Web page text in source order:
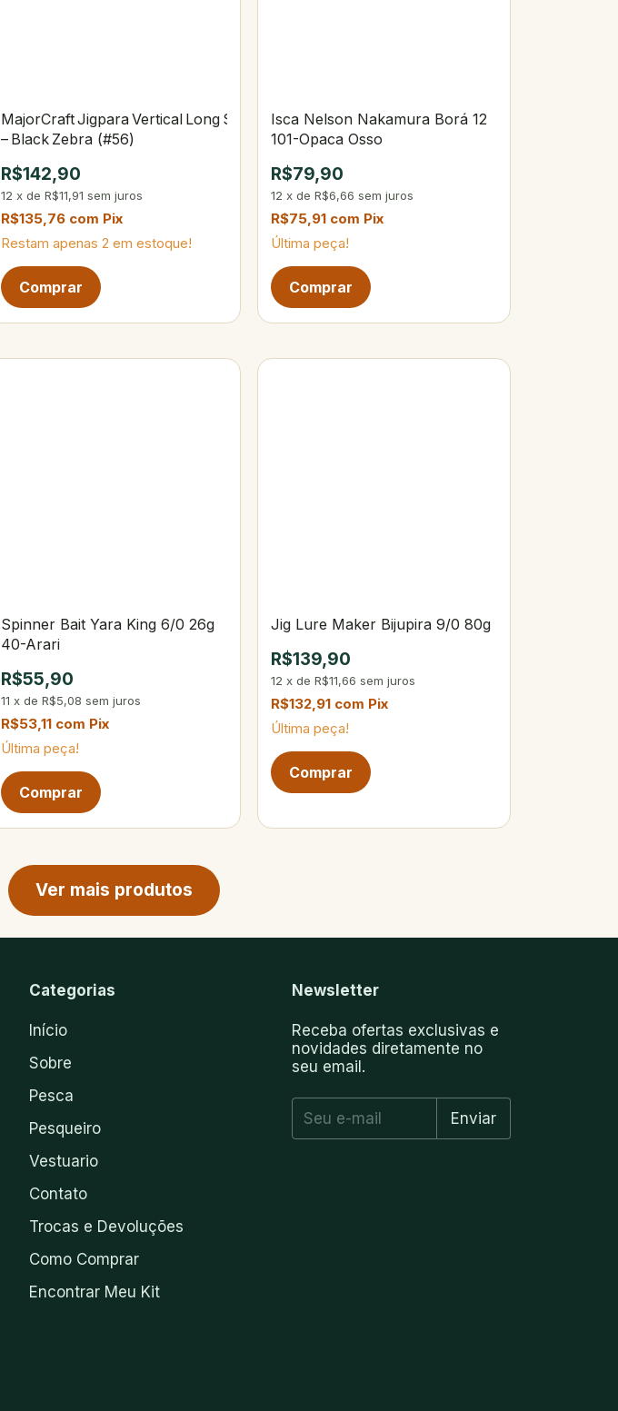
MajorCraft Jigpara Vertical Long Slow 100 g
– Black Zebra (#56)
R$142,90
12 x de R$11,91 sem juros
R$135,76 com Pix
Restam apenas 2 em estoque!
Isca Nelson Nakamura Borá 12
101-Opaca Osso
R$79,90
12 x de R$6,66 sem juros
R$75,91 com Pix
Última peça!
Spinner Bait Yara King 6/0 26g
40-Arari
R$55,90
11 x de R$5,08 sem juros
R$53,11 com Pix
Última peça!
Jig Lure Maker Bijupira 9/0 80g
R$139,90
12 x de R$11,66 sem juros
R$132,91 com Pix
Última peça!
Ver mais produtos
Categorias
Início
Sobre
Pesca
Pesqueiro
Vestuario
Contato
Trocas e Devoluções
Como Comprar
Encontrar Meu Kit
Newsletter
Receba ofertas exclusivas e
novidades diretamente no
seu email.